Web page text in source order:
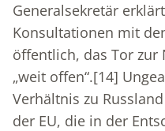
Generalsekretär
Konsultationen mit
öffentlich, das Tor zur
„weit offen“.[14]
Verhältnis zu
der EU, die in der